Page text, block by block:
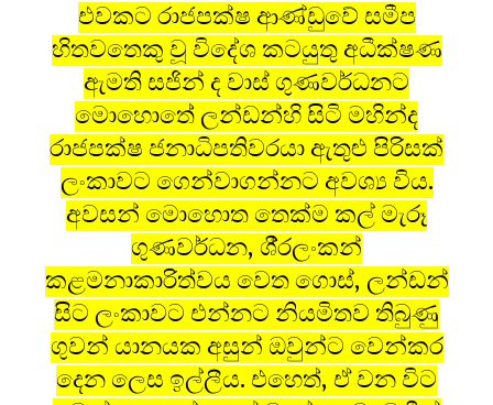
එවකට රාජපක්ෂ ආණ්ඩුවේ සමීප
හිතවතෙකු වූ විදේශ කටයුතු අධීක්ෂණ
ඇමති සජින් ද වාස් ගුණවර්ධනට
මොහොතේ ලන්ඩන්හි සිටි මහින්ද
රාජපක්ෂ ජනාධිපතිවරයා ඇතුළු පිරිසක්
ලංකාවට ගෙන්වාගන්නට අවශ්‍ය විය.
අවසන් මොහොත තෙක්ම කල් මැරූ
ගුණවර්ධන, ශී‍්‍රලංකන්
කළමනාකාරිත්වය වෙත ගොස්, ලන්ඩන්
සිට ලංකාවට එන්නට නියමිතව තිබුණු
ගුවන් යානයක අසුන් ඔවුන්ට වෙන්කර
දෙන ලෙස ඉල්ලීය. එහෙත්, ඒ වන විට